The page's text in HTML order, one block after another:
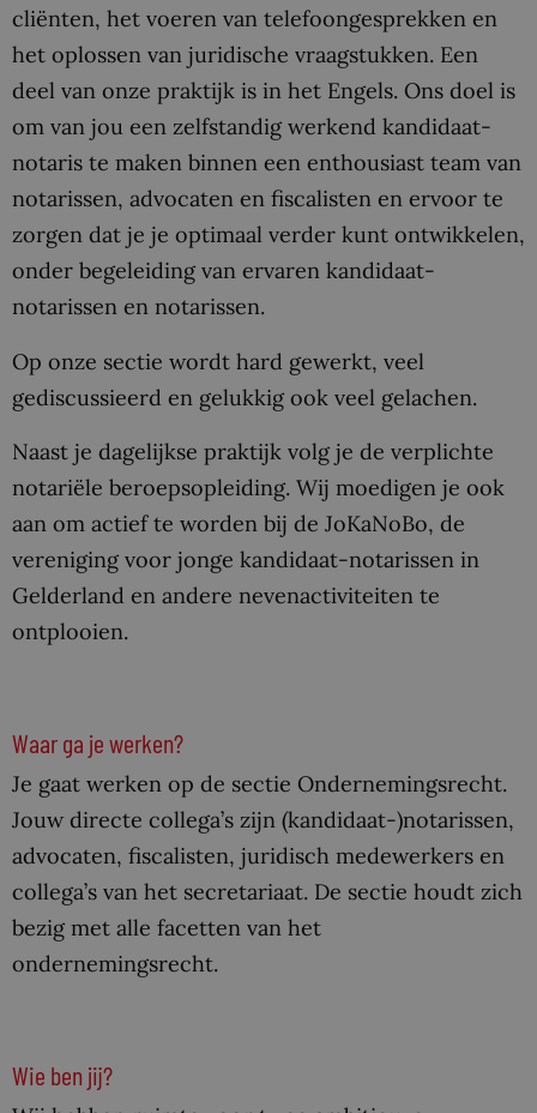
cliënten, het voeren van telefoongesprekken en
het oplossen van juridische vraagstukken. Een
deel van onze praktijk is in het Engels. Ons doel is
om van jou een zelfstandig werkend kandidaat-
notaris te maken binnen een enthousiast team van
notarissen, advocaten en fiscalisten en ervoor te
zorgen dat je je optimaal verder kunt ontwikkelen,
onder begeleiding van ervaren kandidaat-
notarissen en notarissen.
Op onze sectie wordt hard gewerkt, veel
gediscussieerd en gelukkig ook veel gelachen.
Naast je dagelijkse praktijk volg je de verplichte
notariële beroepsopleiding. Wij moedigen je ook
aan om actief te worden bij de JoKaNoBo, de
vereniging voor jonge kandidaat-notarissen in
Gelderland en andere nevenactiviteiten te
ontplooien.
Waar ga je werken?
Je gaat werken op de sectie Ondernemingsrecht.
Jouw directe collega’s zijn (kandidaat-)notarissen,
advocaten, fiscalisten, juridisch medewerkers en
collega’s van het secretariaat. De sectie houdt zich
bezig met alle facetten van het
ondernemingsrecht.
Wie ben jij?